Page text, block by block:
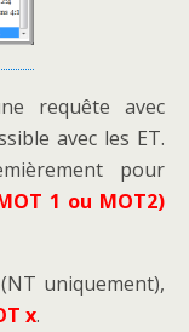
requête avec
avec les ET.
pour
1 ou MOT2)
(NT uniquement),
x.